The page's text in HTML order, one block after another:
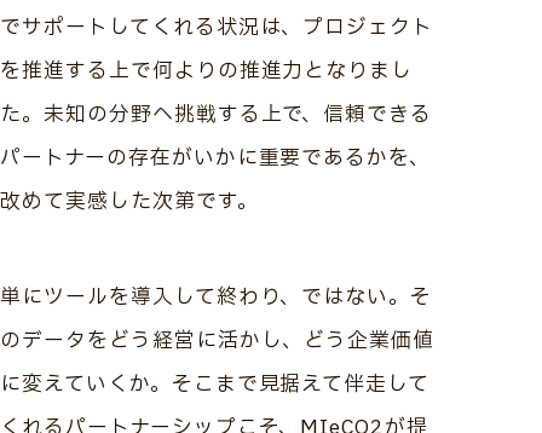
でサポートしてくれる状況は、プロジェクト
を推進する上で何よりの推進力となりまし
た。未知の分野へ挑戦する上で、信頼できる
パートナーの存在がいかに重要であるかを、
改めて実感した次第です。
単にツールを導入して終わり、ではない。そ
のデータをどう経営に活かし、どう企業価値
に変えていくか。そこまで見据えて伴走して